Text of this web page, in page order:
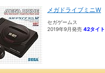
メガドライブミニW
セガゲームス
2019年9月発売 42タイ